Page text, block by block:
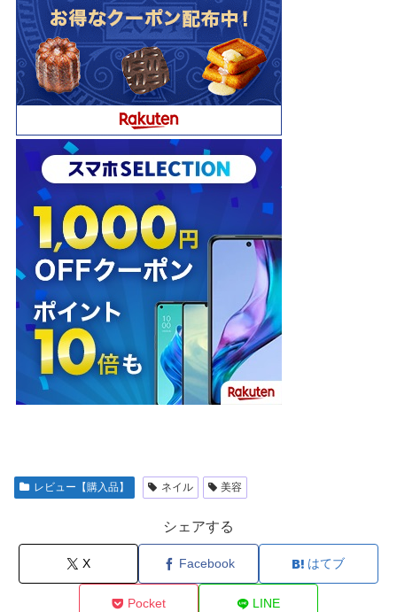
レビュー【購入品】 ネイル 美容
シェアする
X Facebook はてブ
Pocket LINE